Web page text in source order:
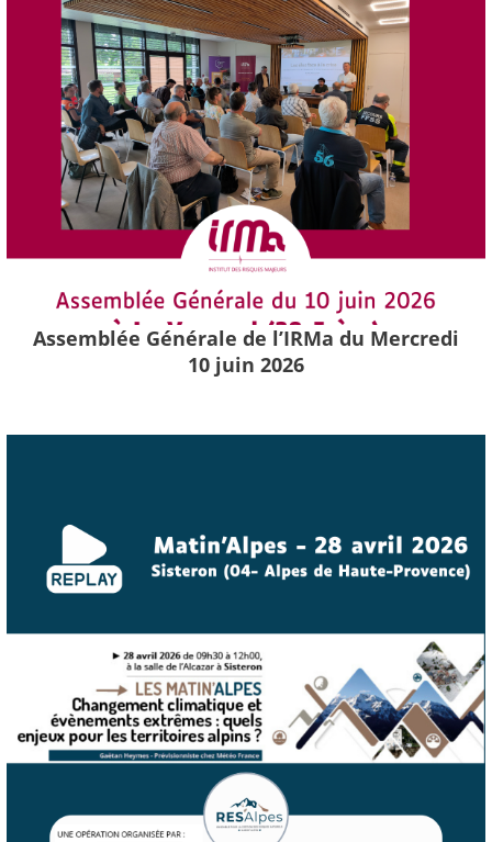
Assemblée Générale de l’IRMa du Mercredi
10 juin 2026